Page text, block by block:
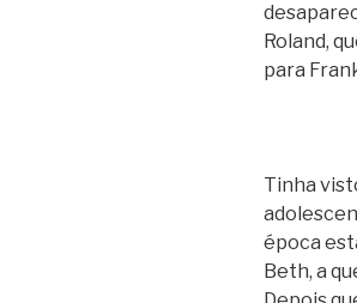
Roland,
para
Tinha
época
Beth, a